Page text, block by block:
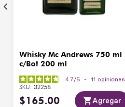
Whisky Mc Andrews 750 ml
c/Bot 200 ml
4.7/5 - 11 opiniones
SKU: 32258
$165.00 Agregar